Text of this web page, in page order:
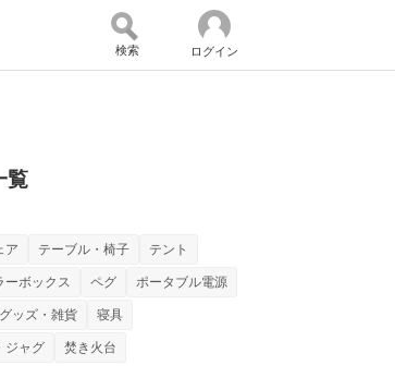
検索 ログイン
覧
ア テーブル・椅子 テント
ーボックス ペグ ポータブル電源
ッズ・雑貨 寝具
ジャグ 焚き火台